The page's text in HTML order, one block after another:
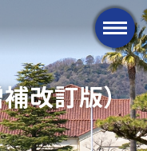
ー
改訂版）